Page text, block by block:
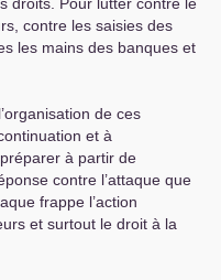
droits. Pour lutter contre le
contre les saisies des
les mains des banques et
de ces
et à
à partir de
contre l’attaque que
frappe l’action
et surtout le droit à la